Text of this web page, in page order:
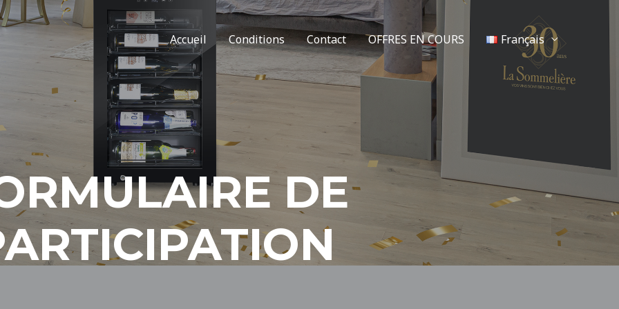
Accueil Conditions Contact OFFRES EN COURS Français
DE